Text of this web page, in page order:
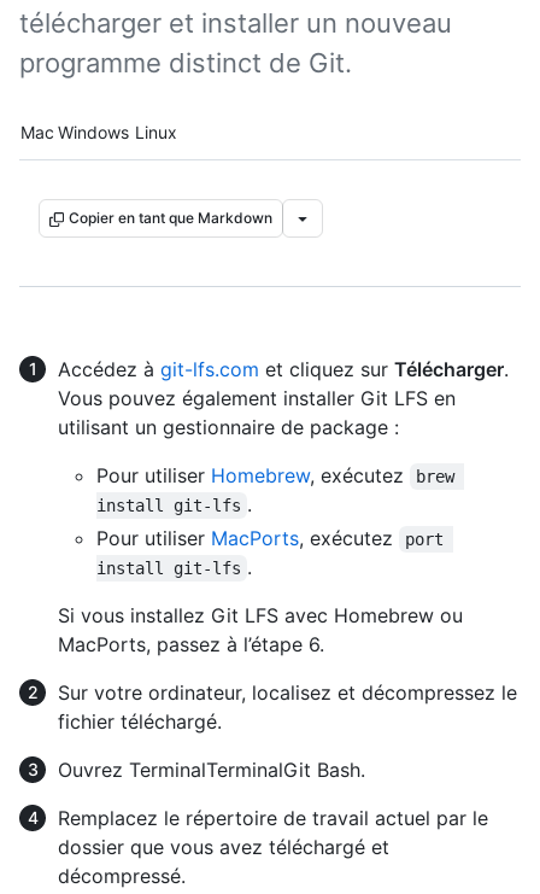
télécharger et installer un nouveau
programme distinct de Git.
Platform navigation
Mac Windows Linux
Copier en tant que Markdown
Accédez à git-lfs.com et cliquez sur Télécharger.
Vous pouvez également installer Git LFS en
utilisant un gestionnaire de package :
Pour utiliser Homebrew, exécutez
brew
install git-lfs .
Pour utiliser MacPorts, exécutez
port
install git-lfs .
Si vous installez Git LFS avec Homebrew ou
MacPorts, passez à l’étape 6.
Sur votre ordinateur, localisez et décompressez le
fichier téléchargé.
Ouvrez TerminalTerminalGit Bash.
Remplacez le répertoire de travail actuel par le
dossier que vous avez téléchargé et
décompressé.